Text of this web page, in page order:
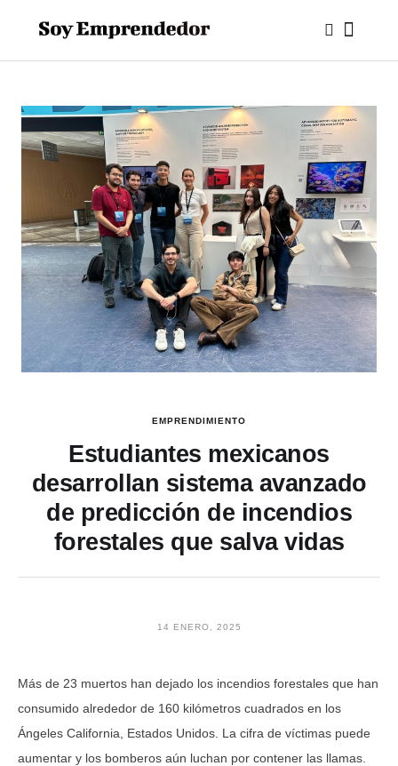
EMPRENDIMIENTO
Estudiantes mexicanos
desarrollan sistema avanzado
de predicción de incendios
forestales que salva vidas
14 ENERO, 2025
Más de 23 muertos han dejado los incendios forestales que han
consumido alrededor de 160 kilómetros cuadrados en los
Ángeles California, Estados Unidos. La cifra de víctimas puede
aumentar y los bomberos aún luchan por contener las llamas.